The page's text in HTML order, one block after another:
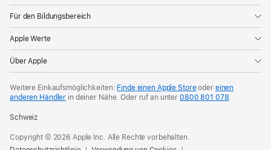
Für den Bildungsbereich
Apple Werte
Über Apple
Weitere Einkaufsmöglichkeiten: Finde einen Apple Storeoder einen
anderen Händler in deiner Nähe. Oder ruf an unter0800 801 078
Schweiz
Copyright © 2026 Apple Inc. Alle Rechte vorbehalten.